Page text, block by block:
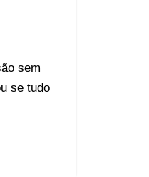
sem
se tudo